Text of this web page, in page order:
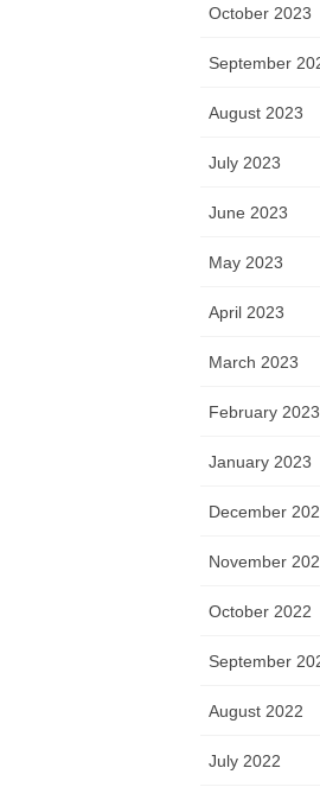
October 2023
September
August 2023
July 2023
June 2023
May 2023
April 2023
March 2023
February 2023
January 2023
December
November
October 2022
September
August 2022
July 2022